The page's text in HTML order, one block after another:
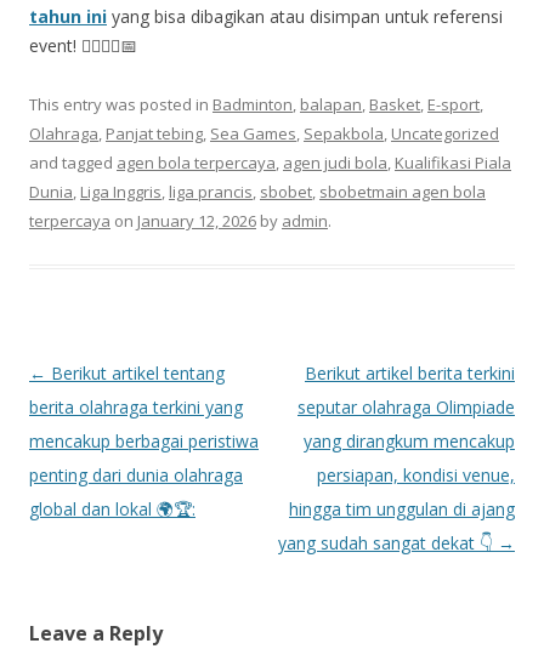
tahun ini yang bisa dibagikan atau disimpan untuk referensi
event! 🏃‍♂️🏃‍♀️📅
This entry was posted in Badminton, balapan, Basket, E-sport,
Olahraga, Panjat tebing, Sea Games, Sepakbola, Uncategorized
and tagged agen bola terpercaya, agen judi bola, Kualifikasi Piala
Dunia, Liga Inggris, liga prancis, sbobet, sbobetmain agen bola
terpercaya on January 12, 2026 by admin.
P
o
s
t
n
g
← Berikut artikel tentang
berita olahraga terkini yang
mencakup berbagai peristiwa
penting dari dunia olahraga
global dan lokal 🌍🏆:
Berikut artikel berita terkini
seputar olahraga Olimpiade
yang dirangkum mencakup
persiapan, kondisi venue,
hingga tim unggulan di ajang
yang sudah sangat dekat 👇 →
Leave a Reply